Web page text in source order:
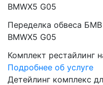
BMWX5 G05
Переделка обвеса
BMWX5 G05
Комплект рестайлинг
Подробнее об услуге
Детейлинг комплекс